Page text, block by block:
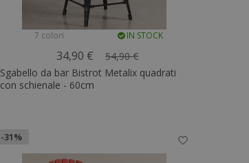
7 colori IN STOCK
34,90 €
54,90 €
Sgabello da bar Bistrot Metalix quadrati
con schienale - 60cm
-31%